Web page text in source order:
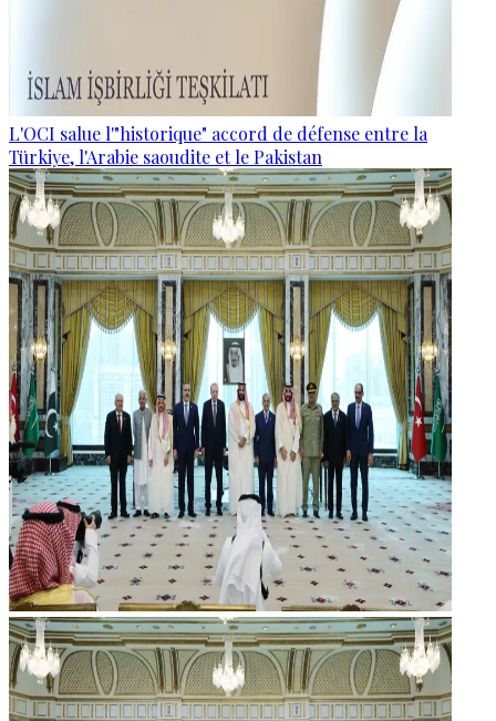
L'OCI salue l'"historique" accord de défense entre la
Türkiye, l'Arabie saoudite et le Pakistan